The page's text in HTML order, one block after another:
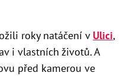
roky natáčení v Ulici,
i vlastních životů. A
před kamerou ve